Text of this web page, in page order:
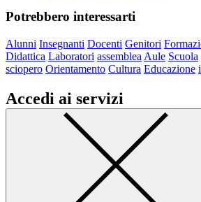
Potrebbero interessarti
Alunni Insegnanti Docenti Genitori
Didattica Laboratori assemblea Aule Scuola
sciopero Orientamento Cultura Educazione
Accedi ai servizi